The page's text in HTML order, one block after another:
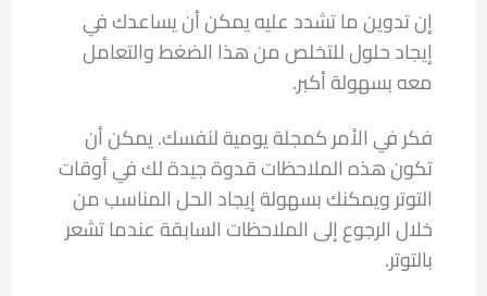
إن تدوين ما تشدد عليه يمكن أن يساعدك في
إيجاد حلول للتخلص من هذا الضغط والتعامل
معه بسهولة أكبر.
فكر في الأمر كمجلة يومية لنفسك. يمكن أن
تكون هذه الملاحظات قدوة جيدة لك في أوقات
التوتر ويمكنك بسهولة إيجاد الحل المناسب من
خلال الرجوع إلى الملاحظات السابقة عندما تشعر
بالتوتر.